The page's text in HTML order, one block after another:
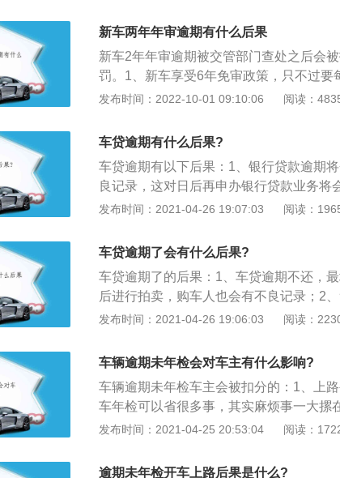
构代码证（盖鲜章）、委托书（盖鲜章）
开到检测口门前待检。3.等到车检验的时
测，只需到窗口进行缴费，过15分钟左右
本签章。
新车两年年审逾期有什么后果
新车2年年审逾期被交管部门查处之后会
罚。1、新车享受6年免审政策，只不过
标志到期，归属于脱检状态，是不可以上
是如果是没有审查过得车子通常是不合格
当按期进行年审。根据《交通法》规定，
期年审上路车子记3分、200元的罚金；未
做扣车处理。如今全国各地实行通检政
年审，且不需要委托书。车可以不用到场
后会将资料递交给工作人员受理，进行资
合格标志。
发布时间：2022-10-01 09:10:06 阅读：
车贷逾期有什么后果?
车贷逾期有以下后果：1、银行贷款逾期
良记录，这对日后再申办银行贷款业务将
会产生罚息，根据银行贷款利息的130%
人在履行期未履行法院判决，债权人可以
制执行时，会依法查询债务人名下的房产
名下没有可供执行的财产而他又拒绝履行
面信息记录在个人的信用报告中并被限制
拘留；6、有能力而拒不执行的情况下，
发布时间：2021-04-26 19:07:03 阅读：
车贷逾期了会有什么后果?
车贷逾期了的后果：1、车贷逾期不还，
后进行拍卖，购车人也会有不良记录；2
法向你催收到期贷款，按照借款合同和担
保人的所有银行帐户上的存款，查封你已
强制执行（扣划存款，拍卖抵质押物等）
括：贷款本金，贷款利息，逾期利息和罚
置抵押（质押物）物变现时产生的相关费
发布时间：2021-04-26 19:06:03 阅读：
车辆逾期未年检会对车主有什么影响?
车辆逾期未年检车主会被扣分的：1、上
车年检可以省很多事，其实麻烦事一大摞
况基本很难有保证，存在较大的安全隐患
运载客汽车5年以内每年审验1次；超过5
发布时间：2021-04-25 20:53:04 阅读：
逾期未年检开车上路后果是什么?